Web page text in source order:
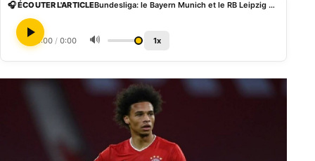
🎧 ÉCOUTER L'ARTICLE Bundesliga: le Bayern Munich et le RB Leipzig se neutralisent
0:00 / 0:00 🔊 1x